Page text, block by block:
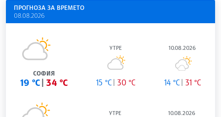
ПРОГНОЗА ЗА ВРЕМЕТО
08.08.2026
СОФИЯ
19 °C 34 °C
УТРЕ
15 °C 30 °C
10.08.2026
14 °C 31 °C
УТРЕ 10.08.2026